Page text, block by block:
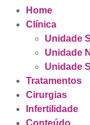
Home
Clínica
Unidade
Unidade
Unidade
Tratamentos
Cirurgias
Infertilidade
Conteúdo